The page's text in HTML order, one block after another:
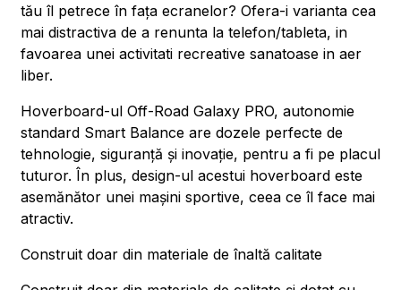
tău îl petrece în fața ecranelor? Ofera-i varianta cea
mai distractiva de a renunta la telefon/tableta, in
favoarea unei activitati recreative sanatoase in aer
liber.
Hoverboard-ul Off-Road Galaxy PRO, autonomie
standard Smart Balance are dozele perfecte de
tehnologie, siguranță și inovație, pentru a fi pe placul
tuturor. În plus, design-ul acestui hoverboard este
asemănător unei mașini sportive, ceea ce îl face mai
atractiv.
Construit doar din materiale de înaltă calitate